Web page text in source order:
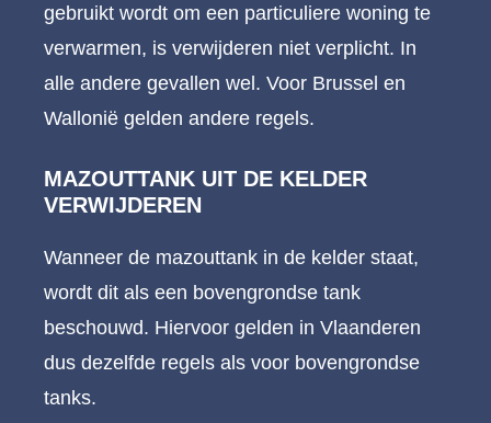
gebruikt wordt om een particuliere woning te
verwarmen, is verwijderen niet verplicht. In
alle andere gevallen wel. Voor Brussel en
Wallonië gelden andere regels.
MAZOUTTANK UIT DE KELDER
VERWIJDEREN
Wanneer de mazouttank in de kelder staat,
wordt dit als een bovengrondse tank
beschouwd. Hiervoor gelden in Vlaanderen
dus dezelfde regels als voor bovengrondse
tanks.